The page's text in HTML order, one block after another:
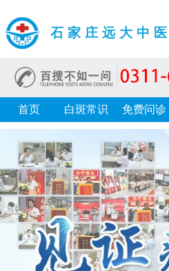
石家庄远大中
首页 白斑常识 免费问诊